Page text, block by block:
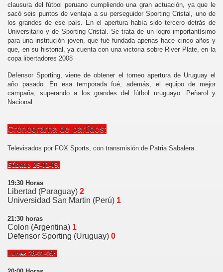
clausura del fútbol peruano cumpliendo una gran actuación, ya que le
sacó seis puntos de ventaja a su perseguidor Sporting Cristal, uno de
los grandes de ese país. En el apertura había sido tercero detrás de
Universitario y de Sporting Cristal. Se trata de un logro importantísimo
para una institución jóven, que fué fundada apenas hace cinco años y
que, en su historial, ya cuenta con una victoria sobre River Plate, en la
copa libertadores 2008
Defensor Sporting, viene de obtener el torneo apertura de Uruguay el
año pasado. En esa temporada fué, además, el equipo de mejor
campaña, superando a los grandes del fútbol uruguayo: Peñarol y
Nacional
Cronograma de partidos:
Televisados por FOX Sports, con transmisión de Patria Sabalera
Sábado 26-01-09:
19:30 Horas
Libertad (Paraguay) 2
Universidad San Martin (Perú) 1
21:30 horas
Colon (Argentina) 1
Defensor Sporting (Uruguay) 0
Lunes 28-01-09: